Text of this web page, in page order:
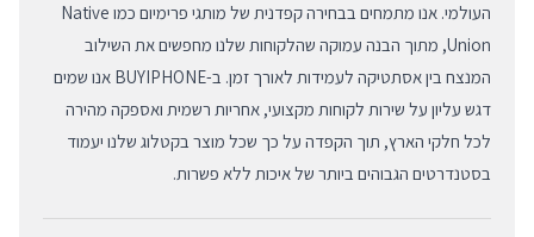
העולמי. אנו מתמחים בבחירה קפדנית של מותגי פרימיום כמו Native
Union, מתוך הבנה עמוקה שהלקוחות שלנו מחפשים את השילוב
המנצח בין אסתטיקה לעמידות לאורך זמן. ב-BUYIPHONE אנו שמים
דגש עליון על שירות לקוחות מקצועי, אחריות רשמית ואספקה מהירה
לכל חלקי הארץ, תוך הקפדה על כך שכל מוצר בקטלוג שלנו יעמוד
בסטנדרטים הגבוהים ביותר של איכות ללא פשרות.